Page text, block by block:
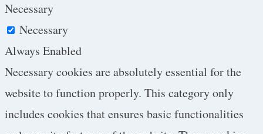
Necessary
Necessary
Always Enabled
Necessary cookies are absolutely essential for the
website to function properly. This category only
includes cookies that ensures basic functionalities